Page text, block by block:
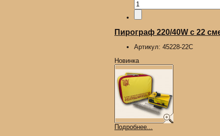
Пирограф 220/40W с 22
Артикул: 45228-22С
Новинка
Подробнее...